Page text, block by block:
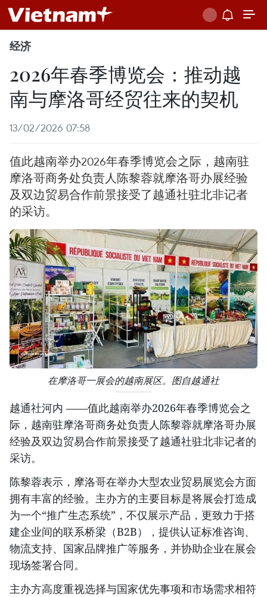
经济
2026年春季博览会：推动越
南与摩洛哥经贸往来的契机
13/02/2026 07:58
值此越南举办2026年春季博览会之际，越南驻
摩洛哥商务处负责人陈黎蓉就摩洛哥办展经验
及双边贸易合作前景接受了越通社驻北非记者
的采访。
在摩洛哥一展会的越南展区。图自越通社
越通社河内 ——值此越南举办2026年春季博览会之
际，越南驻摩洛哥商务处负责人陈黎蓉就摩洛哥办展
经验及双边贸易合作前景接受了越通社驻北非记者的
采访。
陈黎蓉表示，摩洛哥在举办大型农业贸易展览会方面
拥有丰富的经验。主办方的主要目标是将展会打造成
为一个“推广生态系统”，不仅展示产品，更致力于搭
建企业间的联系桥梁（B2B），提供认证标准咨询、
物流支持、国家品牌推广等服务，并协助企业在展会
现场签署合同。
主办方高度重视选择与国家优先事项和市场需求相符